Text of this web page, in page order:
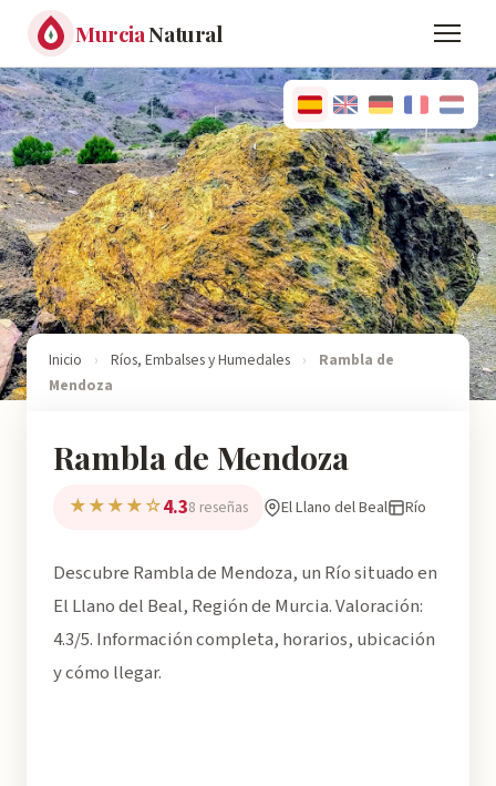
MurciaNatural
Inicio › Ríos, Embalses y Humedales ›
Rambla de
Mendoza
Rambla de Mendoza
★★★★☆4.38 reseñas El Llano del Beal Río
Descubre Rambla de Mendoza, un Río situado en
El Llano del Beal, Región de Murcia. Valoración:
4.3/5. Información completa, horarios, ubicación
y cómo llegar.